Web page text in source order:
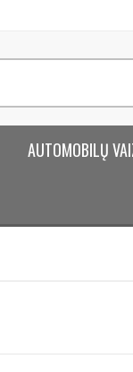
AUTOMOBILŲ